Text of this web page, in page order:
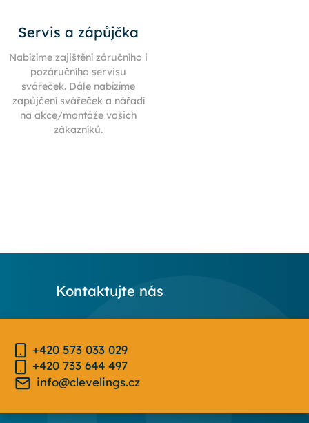
Servis a zápůjčka
Nabízíme zajištění záručního i
pozáručního servisu
svářeček. Dále nabízíme
zapůjčení svářeček a nářadí
na akce/montáže vašich
zákazníků.
Kontaktujte nás
+420 573 033 029
+420 733 644 497
info@clevelings.cz